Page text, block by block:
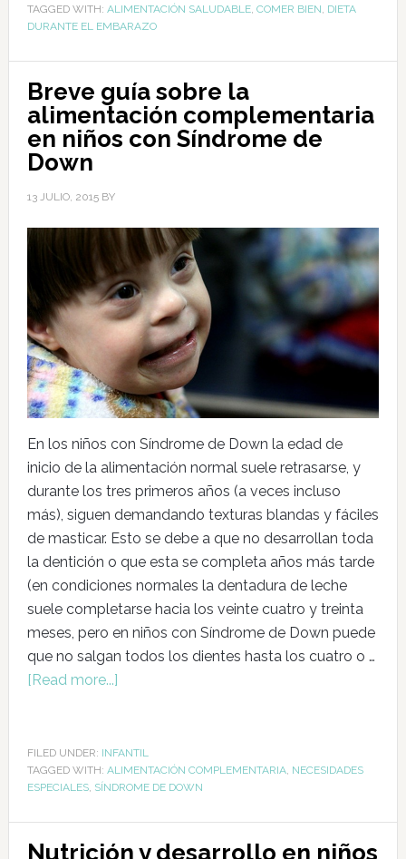
TAGGED WITH: ALIMENTACIÓN SALUDABLE, COMER BIEN, DIETA
DURANTE EL EMBARAZO
Breve guía sobre la
alimentación complementaria
en niños con Síndrome de
Down
13 JULIO, 2015BY
En los niños con Síndrome de Down la edad de
inicio de la alimentación normal suele retrasarse, y
durante los tres primeros años (a veces incluso
más), siguen demandando texturas blandas y fáciles
de masticar. Esto se debe a que no desarrollan toda
la dentición o que esta se completa años más tarde
(en condiciones normales la dentadura de leche
suele completarse hacia los veinte cuatro y treinta
meses, pero en niños con Síndrome de Down puede
que no salgan todos los dientes hasta los cuatro o …
[Read more...]
FILED UNDER: INFANTIL
TAGGED WITH: ALIMENTACIÓN COMPLEMENTARIA, NECESIDADES
ESPECIALES, SÍNDROME DE DOWN
Nutrición y desarrollo en niños